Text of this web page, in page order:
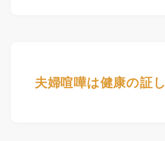
夫婦喧嘩は健康の証し